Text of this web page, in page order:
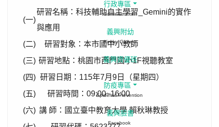
(一)
研習名稱：科技輔助自主學習_Gemini的實作
與應用
(二)
研習對象：本市國中小教師
(三) 研習地點：桃園市西門國小1F視聽教室
(四) 研習日期：115年7月9日（星期四）
(五)
研習時間：09:00~16:00
(六) 講 師：國立臺中教育大學 賴秋琳教授
行政專區
Administration
義興附幼
Kinder Garten
義興資優班
防疫專區
Epidemic Prevention
義興臉書
Facebook